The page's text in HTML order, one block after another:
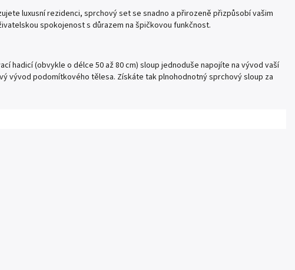
luxusní rezidenci, sprchový set se snadno a přirozeně přizpůsobí vašim
spokojenost s důrazem na špičkovou funkčnost.
hadicí (obvykle o délce 50 až 80 cm) sloup jednoduše napojíte na vývod vaší
vývod podomítkového tělesa. Získáte tak plnohodnotný sprchový sloup za